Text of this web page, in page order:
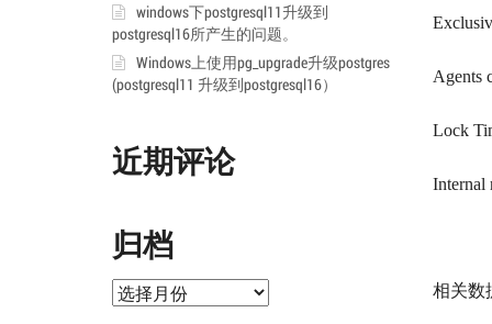
Agents
Lock
Internal
相关数
windows下postgresql11升级到
postgresql16所产生的问题。
Windows上使用pg_upgrade升级postgres
(postgresql11 升级到postgresql16）
近期评论
归档
归